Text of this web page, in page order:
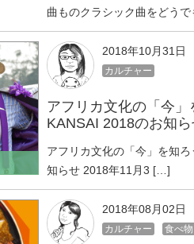
曲ものクラシック曲をどう
2018年10月31日
カルチャー
アフリカ文化の「今
KANSAI 2018のお知
アフリカ文化の「今」を知
知らせ 2018年11月3 […]
2018年08月02日
カルチャー 食べ物